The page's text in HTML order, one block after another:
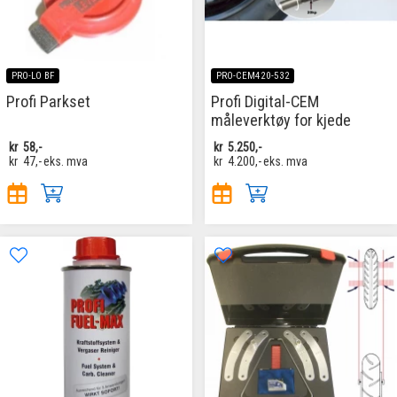
PRO-LO BF
Profi Parkset
kr 58,-
kr 47,-eks. mva
PRO-CEM420-532
Profi Digital-CEM
måleverktøy for kjede
kr 5.250,-
kr 4.200,-eks. mva